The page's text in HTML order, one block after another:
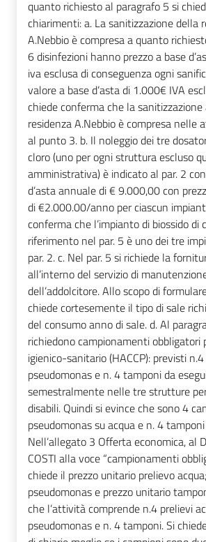
quanto richiesto al paragrafo 5 si
chiarimenti: a. La sanitizzazione della
A.Nebbio è compresa a quanto
6 disinfezioni hanno prezzo a base
iva esclusa di conseguenza ogni
valore a base d’asta di 1.000€ IVA
chiede conferma che la
residenza A.Nebbio è compresa nelle
al punto 3. b. Il noleggio dei tre
cloro (uno per ogni struttura escluso
amministrativa) è indicato al par. 2
d’asta annuale di € 9.000,00 con
di €2.000.00/anno per ciascun
conferma che l’impianto di biossido di
riferimento nel par. 5 è uno dei tre
par. 2. c. Nel par. 5 si richiede la
all’interno del servizio di
dell’addolcitore. Allo scopo di
chiede cortesemente il tipo di sale
del consumo anno di sale. d. Al
richiedono campionamenti obbligatori
igienico-sanitario (HACCP): previsti
pseudomonas e n. 4 tamponi da
semestralmente nelle tre strutture
disabili. Quindi si evince che sono 4
pseudomonas su acqua e n. 4
Nell’allegato 3 Offerta economica, al
COSTI alla voce “campionamenti
chiede il prezzo unitario prelievo
pseudomonas e prezzo unitario
che l’attività comprende n.4 prelievi
pseudomonas e n. 4 tamponi. Si